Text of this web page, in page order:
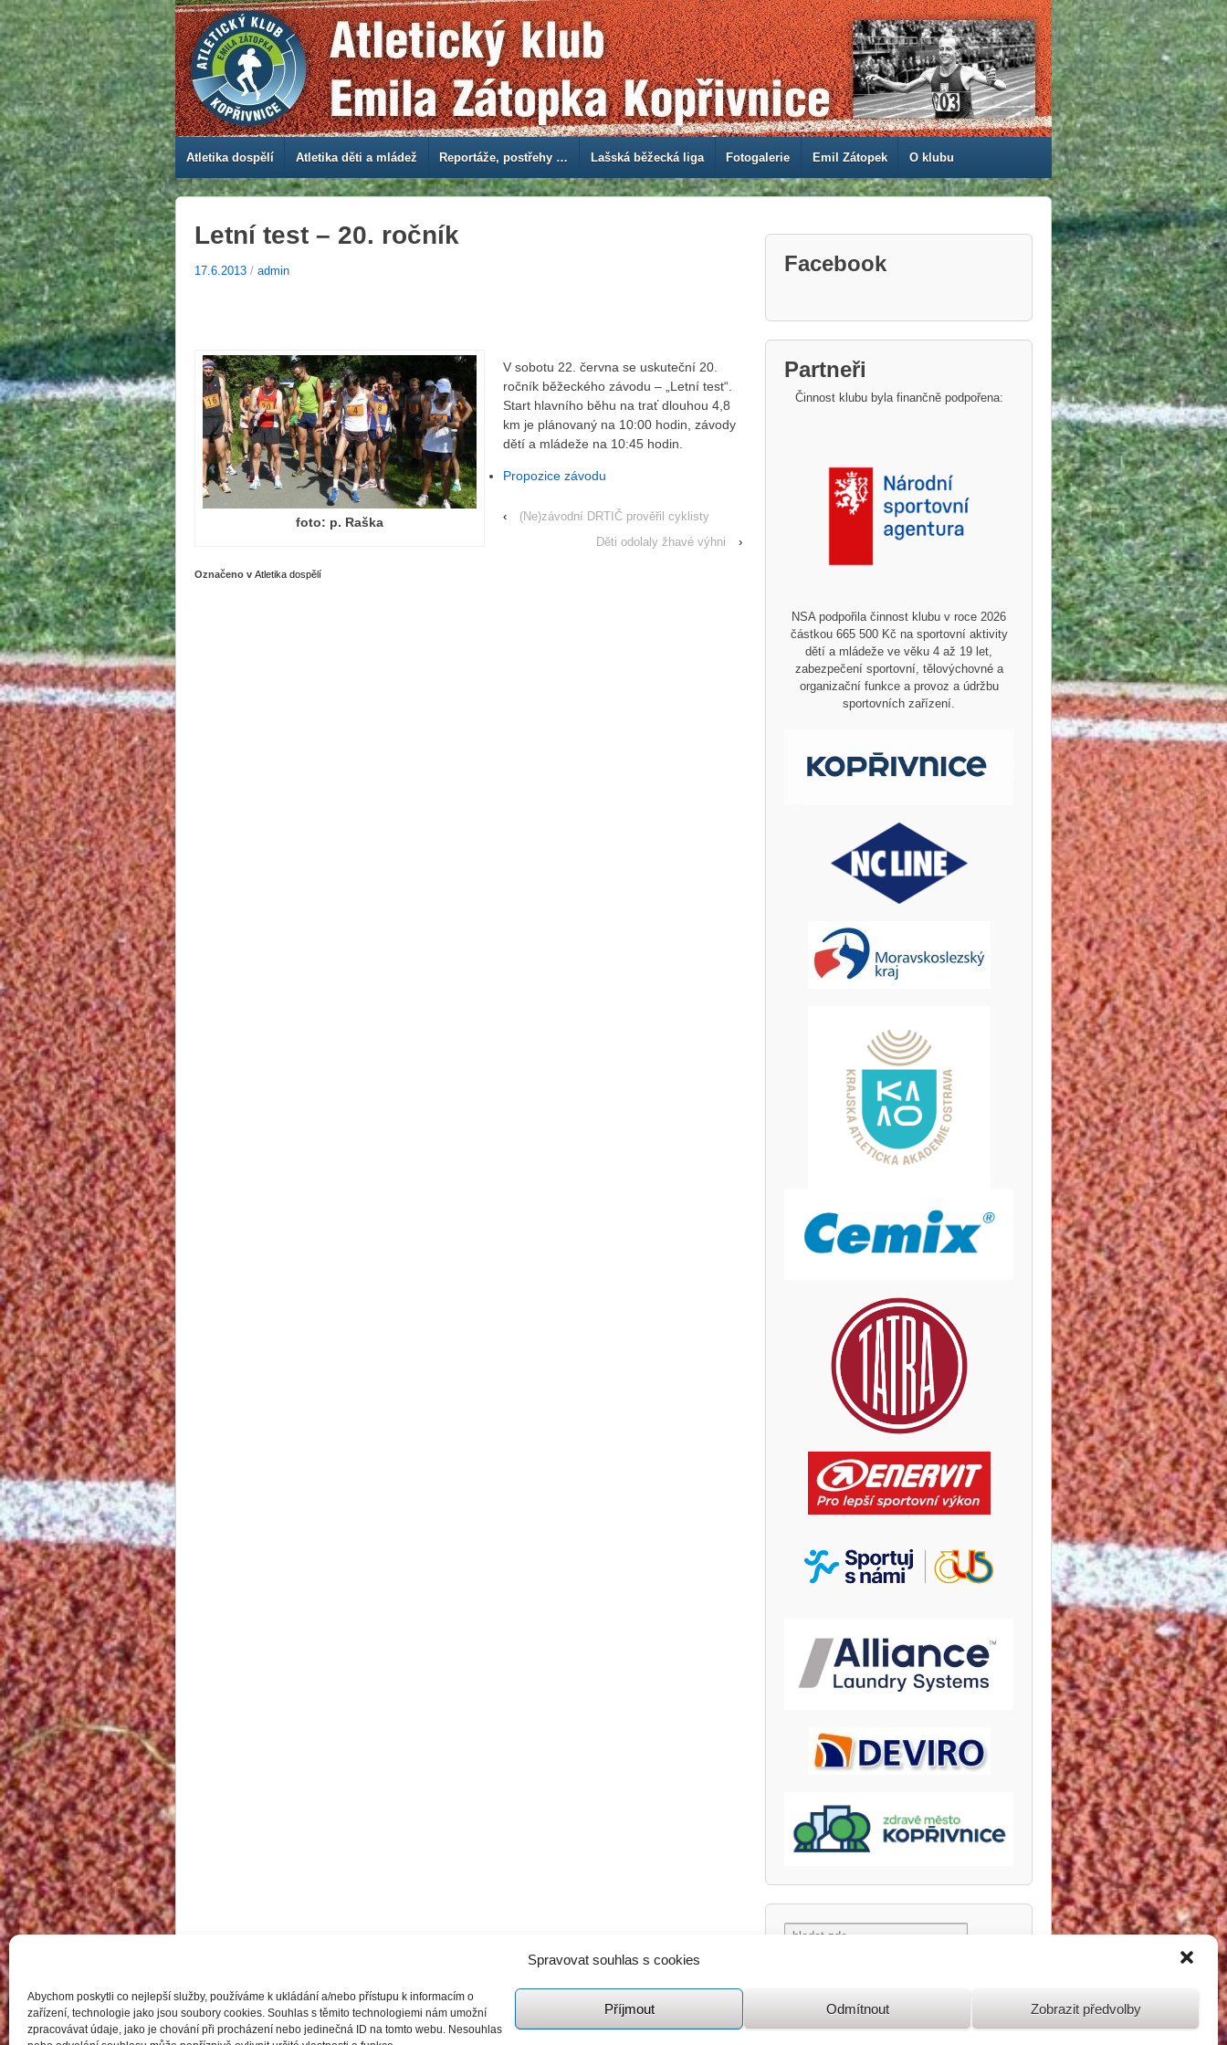
Spravovat souhlas s cookies
Abychom poskytli co nejlepší služby, používáme k ukládání a/nebo přístupu k informacím o
zařízení, technologie jako jsou soubory cookies. Souhlas s těmito technologiemi nám umožní
zpracovávat údaje, jako je chování při procházení nebo jedinečná ID na tomto webu. Nesouhlas
Příjmout Odmítnout Zobrazit předvolby
Atletika dospělí Atletika děti a mládež Reportáže, postřehy … Lašská běžecká liga Fotogalerie Emil Zátopek O klubu
Letní test – 20. ročník
17.6.2013 / admin
foto: p. Raška
V sobotu 22. června se uskuteční 20.
ročník běžeckého závodu – „Letní test“.
Start hlavního běhu na trať dlouhou 4,8
km je plánovaný na 10:00 hodin, závody
dětí a mládeže na 10:45 hodin.
Propozice závodu
‹
(Ne)závodní DRTIČ prověřil cyklisty
Děti odolaly žhavé výhni
›
Označeno v Atletika dospělí
Facebook
Partneři
Činnost klubu byla finančně podpořena:
NSA podpořila činnost klubu v roce 2026
částkou 665 500 Kč na sportovní aktivity
dětí a mládeže ve věku 4 až 19 let,
zabezpečení sportovní, tělovýchovné a
organizační funkce a provoz a údržbu
sportovních zařízení.